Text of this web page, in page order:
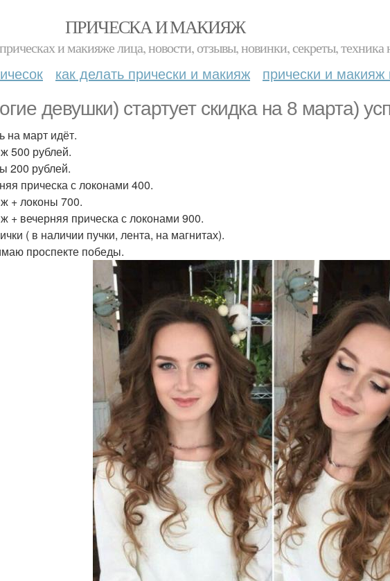
ПРИЧЕСКА И МАКИЯЖ
и макияже лица, новости, отзывы, новинки, секреты, техника
как делать прически и макияж прически и
девушки) стартует скидка на 8 марта)
на март идёт.
500 рублей.
200 рублей.
прическа с локонами 400.
+ локоны 700.
+ вечерняя прическа с локонами 900.
( в наличии пучки, лента, на магнитах).
проспекте победы.